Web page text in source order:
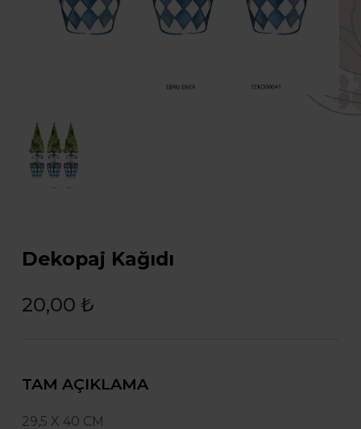
Dekopaj Kağıdı
20,00 ₺
TAM AÇIKLAMA
29,5 X 40 CM